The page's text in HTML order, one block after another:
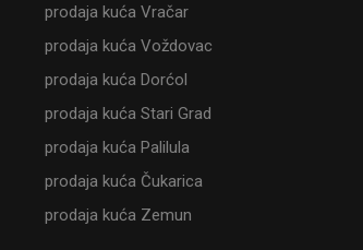
prodaja kuća Vračar
prodaja kuća Voždovac
prodaja kuća Dorćol
prodaja kuća Stari Grad
prodaja kuća Palilula
prodaja kuća Čukarica
prodaja kuća Zemun